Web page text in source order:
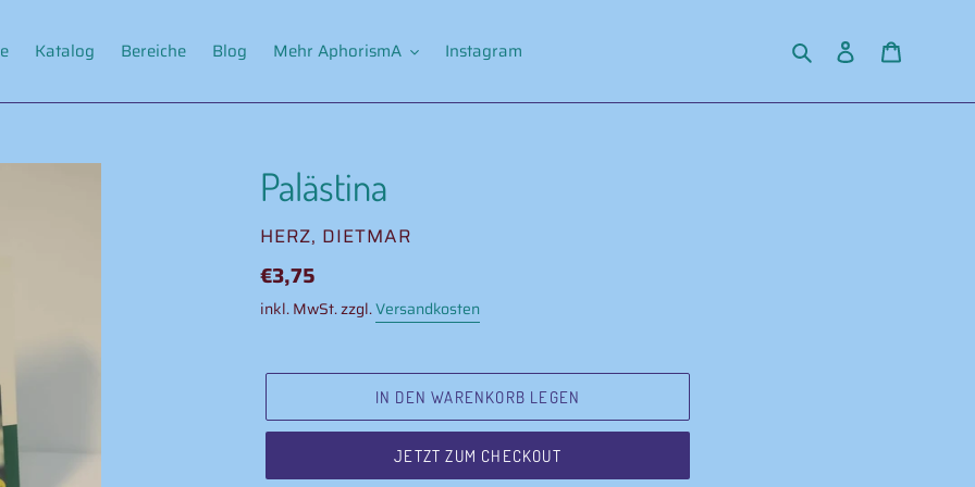
Katalog Bereiche Blog Mehr AphorismA Instagram Suchen Einloggen
Palästina
VERKÄUFER
HERZ, DIETMAR
Normaler
Preis
€3,75
inkl. MwSt. zzgl.Versandkosten
IN DEN WARENKORB LEGEN
JETZT ZUM CHECKOUT